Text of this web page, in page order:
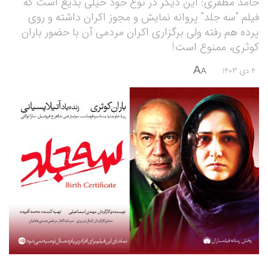
فیلم "سه جلد" پروانه نمایش و مجوز اکران داشته و روی
پرده هم رفته ولی برگزاری اکران مردمی آن با حضور باران
کوثری، ممنوع است!
4 دی 1403 A
A